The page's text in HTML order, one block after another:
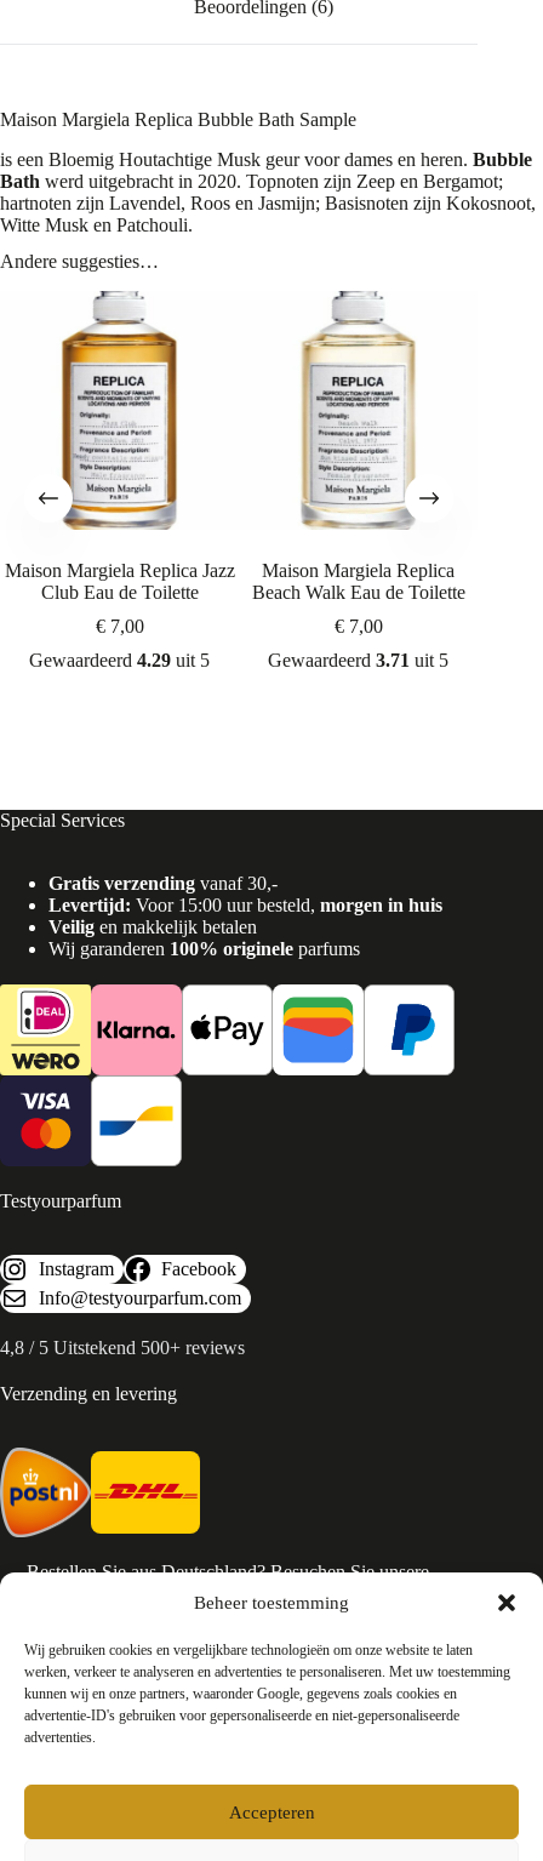
Beheer toestemming
Wij gebruiken cookies en vergelijkbare technologieën om onze website te laten
werken, verkeer te analyseren en advertenties te personaliseren. Met uw toestemming
kunnen wij en onze partners, waaronder Google, gegevens zoals cookies en
advertentie-ID's gebruiken voor gepersonaliseerde en niet-gepersonaliseerde
advertenties.
Accepteren
Beoordelingen (6)
Maison Margiela Replica Bubble Bath Sample
is een Bloemig Houtachtige Musk geur voor dames en heren. Bubble
Bath werd uitgebracht in 2020. Topnoten zijn Zeep en Bergamot;
hartnoten zijn Lavendel, Roos en Jasmijn; Basisnoten zijn Kokosnoot,
Witte Musk en Patchouli.
Andere suggesties…
Maison Margiela Replica Jazz
Club Eau de Toilette
€7,00
Gewaardeerd4.29 uit 5
Maison Margiela Replica
Beach Walk Eau de Toilette
€7,00
Gewaardeerd3.71 uit 5
Special Services
Gratis verzending vanaf 30,-
Levertijd: Voor 15:00 uur besteld, morgen in huis
Veilig en makkelijk betalen
Wij garanderen 100% originele parfums
Testyourparfum
Instagram
Facebook
Info@testyourparfum.com
4,8 / 5 Uitstekend 500+ reviews
Verzending en levering
Bestellen Sie aus Deutschland? Besuchen Sie unsere
Services en Contact
Algemene voorwaarden
Retourneren
Privacy
Contact